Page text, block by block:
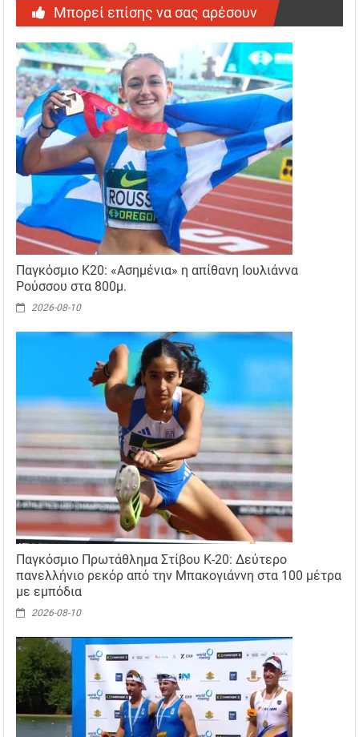
Μπορεί επίσης να σας αρέσουν
Παγκόσμιο Κ20: «Ασημένια» η απίθανη Ιουλιάννα
Ρούσσου στα 800μ.
2026-08-10
Παγκόσμιο Πρωτάθλημα Στίβου Κ-20: Δεύτερο
πανελλήνιο ρεκόρ από την Μπακογιάννη στα 100 μέτρα
με εμπόδια
2026-08-10